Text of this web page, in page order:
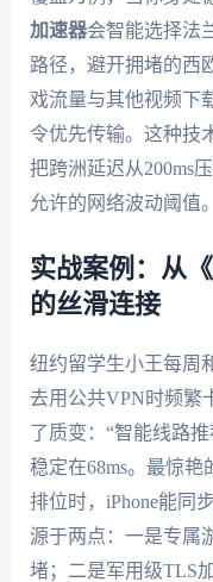
加速器会智能选择法
路径，避开拥堵的西
戏流量与其他视频下
令优先传输。这种技
把跨洲延迟从200ms
允许的网络波动阈值。
实战案例：从
的丝滑连接
纽约留学生小王每周
去用公共VPN时频繁
了质变：“智能线路
稳定在68ms。最惊艳
排位时，iPhone能同
源于两点：一是专属
堵；二是军用级TLS